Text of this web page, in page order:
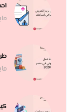
مايو
مايو